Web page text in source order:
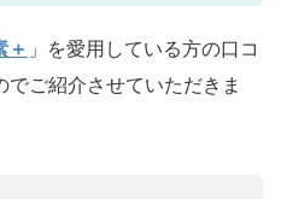
＋ 」を愛用している方の口コ
でご紹介させていただきま